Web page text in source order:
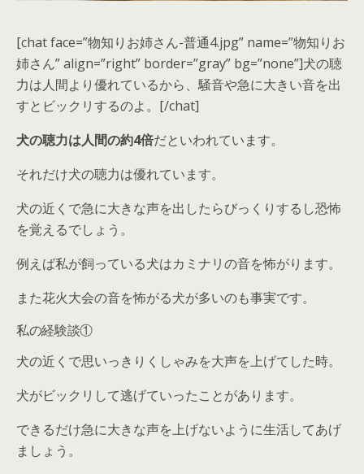
[chat face=”物知りお姉さん-普通4.jpg” name=”物知りお
姉さん” align=”right” border=”gray” bg=”none”]犬の聴
力は人間より優れているから、騒音や急に大きい音を出
すとビックリするのよ。[/chat]
犬の聴力は人間の約4倍だといわれています。
それだけ犬の聴力は優れています。
犬の近くで急に大きな声を出したらびっくりするし恐怖
を覚えるでしょう。
例えば私が飼っている犬はカミナリの音を怖がり ます。
また花火大会の音を怖がる犬が多いのも事実です。
私の経験談①
犬の近くで思いっきりくしゃみを大声を上げてした時。
犬がビックリして逃げていったことがあります。
できるだけ急に大きな声を上げないように生活してあげ
ましょう。